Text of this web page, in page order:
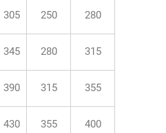
305 250 280
345 280 315
390 315 355
430 355 400